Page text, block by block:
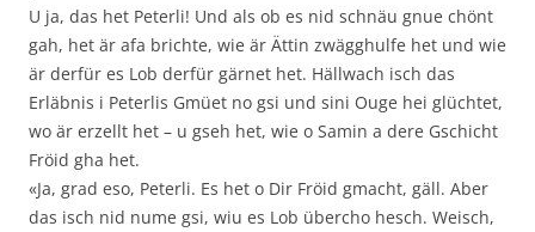
U ja, das het Peterli! Und als ob es nid schnäu gnue chönt
gah, het är afa brichte, wie är Ättin zwägghulfe het und wie
är derfür es Lob derfür gärnet het. Hällwach isch das
Erläbnis i Peterlis Gmüet no gsi und sini Ouge hei glüchtet,
wo är erzellt het – u gseh het, wie o Samin a dere Gschicht
Fröid gha het.
«Ja, grad eso, Peterli. Es het o Dir Fröid gmacht, gäll. Aber
das isch nid nume gsi, wiu es Lob übercho hesch. Weisch,